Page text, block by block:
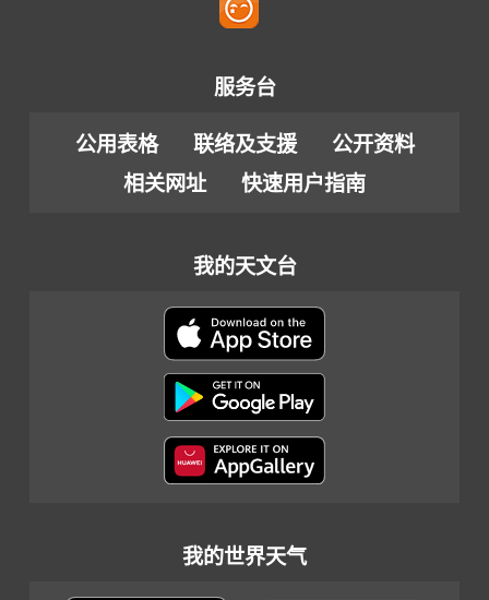
服务台
公用表格 联络及支援
公开资料
相关网址
快速用户指南
我的天文台
我的世界天气